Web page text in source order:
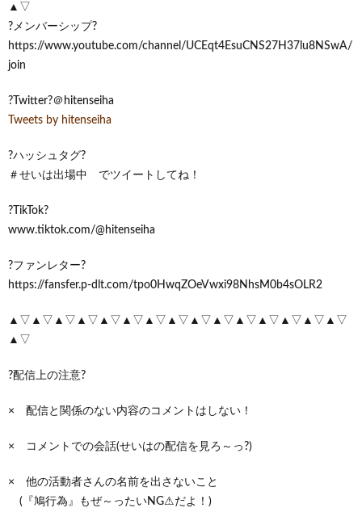
▲▽
?メンバーシップ?
https://www.youtube.com/channel/UCEqt4EsuCNS27H37lu8NSwA/
join
?Twitter?＠hitenseiha
Tweets by hitenseiha
?ハッシュタグ?
＃せいは出場中 でツイートしてね！
?TikTok?
www.tiktok.com/@hitenseiha
?ファンレター?
https://fansfer.p-dlt.com/tpo0HwqZOeVwxi98NhsM0b4sOLR2
▲▽▲▽▲▽▲▽▲▽▲▽▲▽▲▽▲▽▲▽▲▽▲▽▲▽▲▽▲▽
▲▽
?配信上の注意?
× 配信と関係のない内容のコメントはしない！
× コメントでの会話(せいはの配信を見ろ～っ?)
× 他の活動者さんの名前を出さないこと
(『鳩行為』もぜ～ったいNG⚠だよ！)